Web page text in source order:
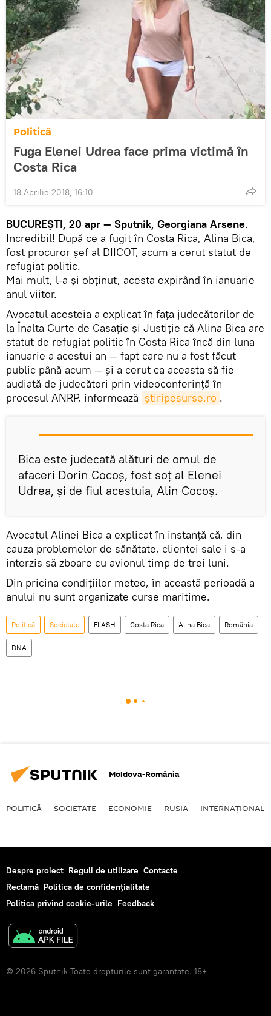
Politică
Fuga Elenei Udrea face prima victimă în
Costa Rica
18 Aprilie 2018, 16:10
BUCUREŞTI, 20 apr — Sputnik, Georgiana Arsene.
Incredibil! După ce a fugit în Costa Rica, Alina Bica,
fost procuror şef al DIICOT, acum a cerut statut de
refugiat politic.
Mai mult, l-a şi obţinut, acesta expirând în ianuarie
anul viitor.
Avocatul acesteia a explicat în faţa judecătorilor de
la Înalta Curte de Casaţie şi Justiţie că Alina Bica are
statut de refugiat politic în Costa Rica încă din luna
ianuarie a acestui an — fapt care nu a fost făcut
public până acum — şi a cerut ca aceasta să fie
audiată de judecători prin videoconferinţă în
procesul ANRP, informează ştiripesurse.ro .
Bica este judecată alături de omul de
afaceri Dorin Cocoş, fost soţ al Elenei
Udrea, şi de fiul acestuia, Alin Cocoş.
Avocatul Alinei Bica a explicat în instanţă că, din
cauza problemelor de sănătate, clientei sale i s-a
interzis să zboare cu avionul timp de trei luni.
Din pricina condiţiilor meteo, în această perioadă a
anului nu sunt organizate curse maritime.
Politică Societate FLASH Costa Rica Alina Bica România
DNA
Moldova-România
POLITICĂ SOCIETATE ECONOMIE RUSIA INTERNAŢIONAL
Despre proiect Reguli de utilizare Contacte
Reclamă Politica de confidențialitate
Politica privind cookie-urile Feedback
© 2026 Sputnik Toate drepturile sunt garantate. 18+